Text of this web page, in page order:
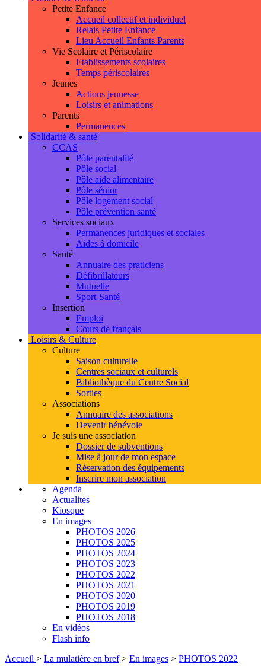
Petite Enfance
Accueil collectif et individuel
Relais Petite Enfance
Lieu Accueil Enfants Parents
Vie Scolaire et Périscolaire
Etablissements scolaires
Temps périscolaires
Jeunes
Actions jeunesse
Loisirs et animations
Parents
Permanences
Solidarité & santé
CCAS
Pôle parentalité
Pôle social
Pôle aide alimentaire
Pôle sénior
Pôle logement social
Pôle prévention santé
Services sociaux
Permanences juridiques et sociales
Aides à domicile
Santé
Annuaire des praticiens
Défibrillateurs
Mutuelle
Sport-Santé
Insertion
Emploi
Cours de français
Loisirs & Culture
Culture
Saison culturelle
Centres sociaux et culturels
Bibliothèque du Centre Social
Sorties
Associations
Annuaire des associations
Devenir bénévole
Je suis une association
Dossier de subventions
Mise à jour de mon espace
Réservation des équipements
Inscrire mon association
Agenda
Actualites
Kiosque
En images
PHOTOS 2026
PHOTOS 2025
PHOTOS 2024
PHOTOS 2023
PHOTOS 2022
PHOTOS 2021
PHOTOS 2020
PHOTOS 2019
PHOTOS 2018
En vidéos
Flash info
Accueil > La mulatière en bref > En images > PHOTOS 2022